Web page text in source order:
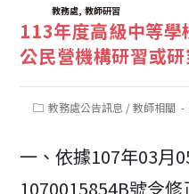
TAGS:教務處, 教師研習
113年度高級中等
公民營機構研習或
Post教務處公告訊息 / 教師相關
一、依據107年03月
1070015854B號令